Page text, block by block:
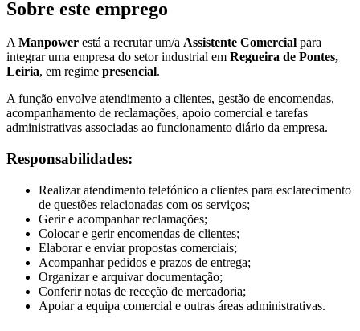
Sobre este emprego
AManpower está a recrutar um/a Assistente Comercial para
integrar uma empresa do setor industrial em Regueira de Pontes,
Leiria, em regime presencial.
A função envolve atendimento a clientes, gestão de encomendas,
acompanhamento de reclamações, apoio comercial e tarefas
administrativas associadas ao funcionamento diário da empresa.
Responsabilidades:
Realizar atendimento telefónico a clientes para esclarecimento
de questões relacionadas com os serviços;
Gerir e acompanhar reclamações;
Colocar e gerir encomendas de clientes;
Elaborar e enviar propostas comerciais;
Acompanhar pedidos e prazos de entrega;
Organizar e arquivar documentação;
Conferir notas de receção de mercadoria;
Apoiar a equipa comercial e outras áreas administrativas.